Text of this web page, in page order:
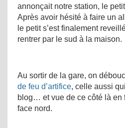
annonçait notre station, le
Après avoir hésité à faire un
le petit s’est finalement
rentrer par le sud à la maison.
Au sortir de la gare, on
de feu d’artifice, celle aussi
blog… et vue de ce côté là en
face nord.